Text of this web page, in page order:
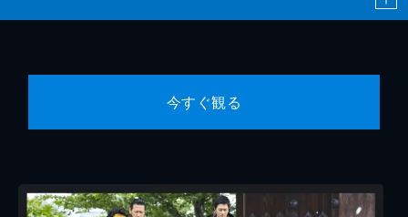
今すぐ観る